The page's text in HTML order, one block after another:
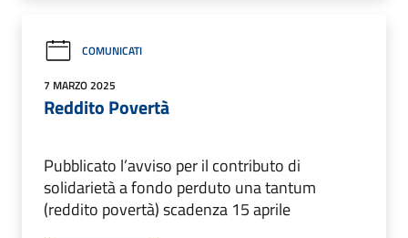
COMUNICATI
7 MARZO 2025
Reddito Povertà
Pubblicato l’avviso per il contributo di
solidarietà a fondo perduto una tantum
(reddito povertà) scadenza 15 aprile